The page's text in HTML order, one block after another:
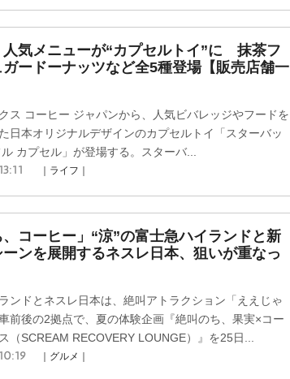
人気メニューが“カプセルトイ”に 抹茶フ
ガードーナッツなど全5種登場【販売店舗一
ス コーヒー ジャパンから、人気ビバレッジやフードを
日本オリジナルデザインのカプセルトイ「スターバッ
カプセル」が登場する。スターバ...
｜ライフ｜
、コーヒー」“涼”の富士急ハイランドと新
ンを展開するネスレ日本、狙いが重なっ
ンドとネスレ日本は、絶叫アトラクション「ええじゃ
前後の2拠点で、夏の体験企画『絶叫のち、果実×コー
（SCREAM RECOVERY LOUNGE）』を25日...
｜グルメ｜